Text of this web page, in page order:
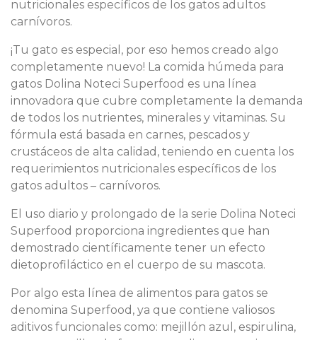
nutricionales específicos de los gatos adultos
carnívoros.
¡Tu gato es especial, por eso hemos creado algo
completamente nuevo! La comida húmeda para
gatos Dolina Noteci Superfood es una línea
innovadora que cubre completamente la demanda
de todos los nutrientes, minerales y vitaminas. Su
fórmula está basada en carnes, pescados y
crustáceos de alta calidad, teniendo en cuenta los
requerimientos nutricionales específicos de los
gatos adultos – carnívoros.
El uso diario y prolongado de la serie Dolina Noteci
Superfood proporciona ingredientes que han
demostrado científicamente tener un efecto
dietoprofiláctico en el cuerpo de su mascota.
Por algo esta línea de alimentos para gatos se
denomina Superfood, ya que contiene valiosos
aditivos funcionales como: mejillón azul, espirulina,